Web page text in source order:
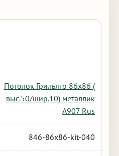
Потолок Грильято 86х86 (
выс.50/шир.10) металлик
А907 Rus
846-86x86-kit-040